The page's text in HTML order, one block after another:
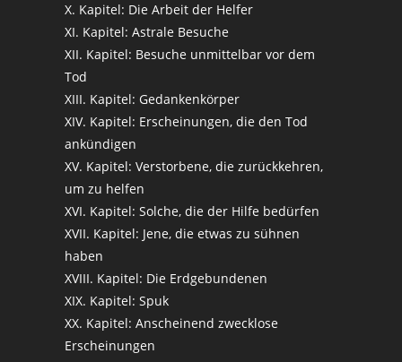
X. Kapitel: Die Arbeit der Helfer
XI. Kapitel: Astrale Besuche
XII. Kapitel: Besuche unmittelbar vor dem
Tod
XIII. Kapitel: Gedankenkörper
XIV. Kapitel: Erscheinungen, die den Tod
ankündigen
XV. Kapitel: Verstorbene, die zurückkehren,
um zu helfen
XVI. Kapitel: Solche, die der Hilfe bedürfen
XVII. Kapitel: Jene, die etwas zu sühnen
haben
XVIII. Kapitel: Die Erdgebundenen
XIX. Kapitel: Spuk
XX. Kapitel: Anscheinend zwecklose
Erscheinungen